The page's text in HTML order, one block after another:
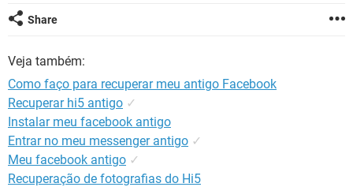
Share
Veja também:
Como faço para recuperar meu antigo Facebook
Recuperar hi5 antigo ✓
Instalar meu facebook antigo
Entrar no meu messenger antigo ✓
Meu facebook antigo ✓
Recuperação de fotografias do Hi5